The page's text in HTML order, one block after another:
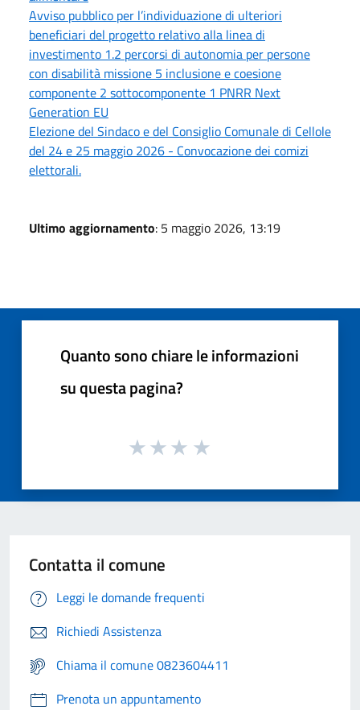
Avviso pubblico per l’individuazione di ulteriori
beneficiari del progetto relativo alla linea di
investimento 1.2 percorsi di autonomia per persone
con disabilità missione 5 inclusione e coesione
componente 2 sottocomponente 1 PNRR Next
Generation EU
Elezione del Sindaco e del Consiglio Comunale di Cellole
del 24 e 25 maggio 2026 - Convocazione dei comizi
elettorali.
Ultimo aggiornamento: 5 maggio 2026, 13:19
Quanto sono chiare le informazioni
su questa pagina?
Contatta il comune
Leggi le domande frequenti
Richiedi Assistenza
Chiama il comune 0823604411
Prenota un appuntamento